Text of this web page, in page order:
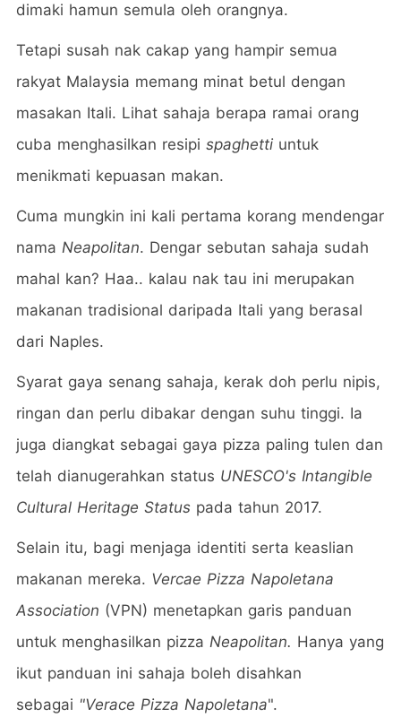
dimaki hamun semula oleh orangnya.
Tetapi susah nak cakap yang hampir semua
rakyat Malaysia memang minat betul dengan
masakan Itali. Lihat sahaja berapa ramai orang
cuba menghasilkan resipi spaghetti untuk
menikmati kepuasan makan.
Cuma mungkin ini kali pertama korang mendengar
nama Neapolitan. Dengar sebutan sahaja sudah
mahal kan? Haa.. kalau nak tau ini merupakan
makanan tradisional daripada Itali yang berasal
dari Naples.
Syarat gaya senang sahaja, kerak doh perlu nipis,
ringan dan perlu dibakar dengan suhu tinggi. Ia
juga diangkat sebagai gaya pizza paling tulen dan
telah dianugerahkan status UNESCO's Intangible
Cultural Heritage Status pada tahun 2017.
Selain itu, bagi menjaga identiti serta keaslian
makanan mereka. Vercae Pizza Napoletana
Association (VPN) menetapkan garis panduan
untuk menghasilkan pizza Neapolitan. Hanya yang
ikut panduan ini sahaja boleh disahkan
sebagai "Verace Pizza Napoletana".